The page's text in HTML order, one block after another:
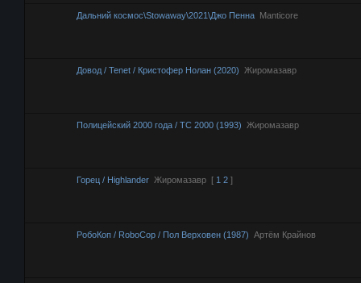
Дальний космос\Stowaway\2021\Джо Пенна Manticore
Довод / Tenet / Кристофер Нолан (2020) Жиромазавр
Полицейский 2000 года / TC 2000 (1993) Жиромазавр
Горец / Highlander Жиромазавр [ 1 2 ]
РобоКоп / RoboCop / Пол Верховен (1987) Артём Крайнов